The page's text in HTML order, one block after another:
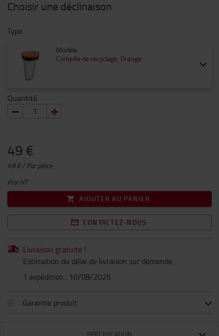
Choisir une déclinaison
Type
Modèle
Corbeille de recyclage, Orange
Quantité
49 €
49 € / Par pièce
Prix HT
AJOUTER AU PANIER
CONTACTEZ-NOUS
Livraison gratuite !
Estimation du délai de livraison sur demande.
1 expédition : 10/08/2026
Garantie produit